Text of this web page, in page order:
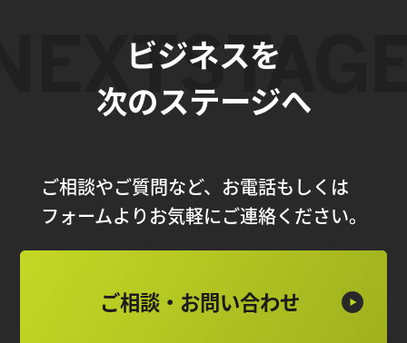
ビジネスを
次のステージへ
ご相談やご質問など、お電話もしくは
フォームよりお気軽にご連絡ください。
ご相談・お問い合わせ